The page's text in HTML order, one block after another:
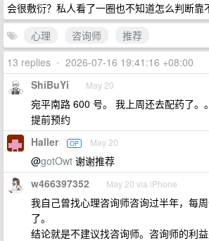
会很敷衍？私人看了一圈也不知道怎么判断靠
心理
咨询师
推荐
13 replies • 2026-07-16 19:41:16 +08:00
ShiBuYi May 20
宛平南路 600 号。 我上周还去配药了。。
提前预约
Haller OP May 20
@gotOwt 谢谢推荐
w466397352 May 20 via iPhone
我自己曾找心理咨询师咨询过半年，每
了。
结论就是不建议找咨询师。咨询师的利